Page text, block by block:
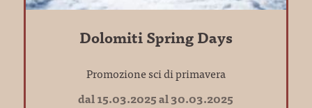
Dolomiti Spring Days
Promozione sci di primavera
dal 15.03.2025 al 30.03.2025